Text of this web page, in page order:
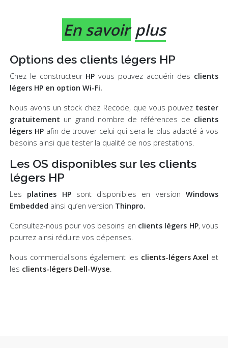
En savoir plus
Options des clients légers HP
Chez le constructeur HP vous pouvez acquérir des clients
légers HP en option Wi-Fi.
Nous avons un stock chez Recode, que vous pouveztester
gratuitement un grand nombre de références de clients
légers HPafin de trouver celui qui sera le plus adapté à vos
besoins ainsi que tester la qualité de nos prestations.
Les OS disponibles sur les clients
légers HP
Les platines HP sont disponibles en versionWindows
Embedded ainsi qu’en version Thinpro.
Consultez-nous pour vos besoins en clients légers HP, vous
pourrez ainsi réduire vos dépenses.
Nous commercialisons également les clients-légers Axel et
les clients-légers Dell-Wyse